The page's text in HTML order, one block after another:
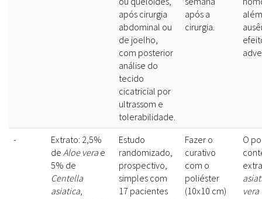
após cirurgia
abdominal ou
de joelho,
com posterior
análise do
tecido
cicatricial por
ultrassom e
tolerabilidade.
após a
cirurgia.
-
Extrato: 2,5%
de Aloe vera e
5% de
Centella
asiatica,
Estudo
randomizado,
prospectivo,
simples com
17 pacientes
Fazer o
curativo
com o
poliéster
(10x10 cm)
O
vera